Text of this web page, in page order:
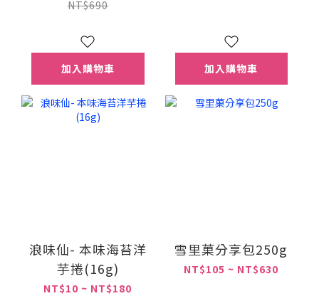
NT$690
加入購物車 加入購物車
浪味仙- 本味海苔洋
芋捲(16g)
NT$10 ~ NT$180
雪里菓分享包250g
NT$105 ~ NT$630